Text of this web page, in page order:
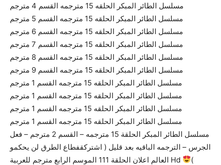
مسلسل الطائر المبكر الحلقه 15 مترجمه القسم 4 مترجم
مسلسل الطائر المبكر الحلقه 15 مترجمه القسم 5 مترجم
مسلسل الطائر المبكر الحلقه 15 مترجمه القسم 6 مترجم
مسلسل الطائر المبكر الحلقه 15 مترجمه القسم 7 مترجم
مسلسل الطائر المبكر الحلقه 15 مترجمه القسم 8 مترجم
مسلسل الطائر المبكر الحلقه 15 مترجمه القسم 9 مترجم
مسلسل الطائر المبكر الحلقه 15 مترجمه القسم 1 مترجم
مسلسل الطائر المبكر الحلقه 15 مترجمه القسم 1 مترجم
مسلسل الطائر المبكر الحلقه 15 مترجمه القسم 1 مترجم
مسلسل الطائر المبكر الحلقه 15 مترجمه القسم 1 مترجم
مسلسل الطائر المبكر الحلقة 15 مترجمه – القسم 2 مترجم – فعل
الجرس – الترجمه الباقيه بعد قليل ( اشتركقفطاع الطرق لن يحكمو
العالم اعلان الحلقة 111 الموسم الرابع مترجم للعربية Hd
(